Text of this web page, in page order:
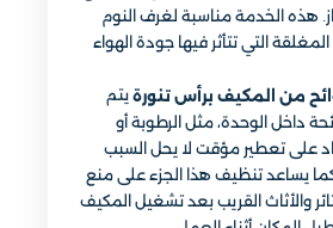
هذه الخدمة مناسبة لغرف النوم
التي تتأثر فيها جودة الهواء
من المكيف برأس تنورة يتم
داخل الوحدة، مثل الرطوبة أو
على تعطير مؤقت لا يحل السبب
يساعد تنظيف هذا الجزء على منع
والأثاث القريب بعد تشغيل المكيف